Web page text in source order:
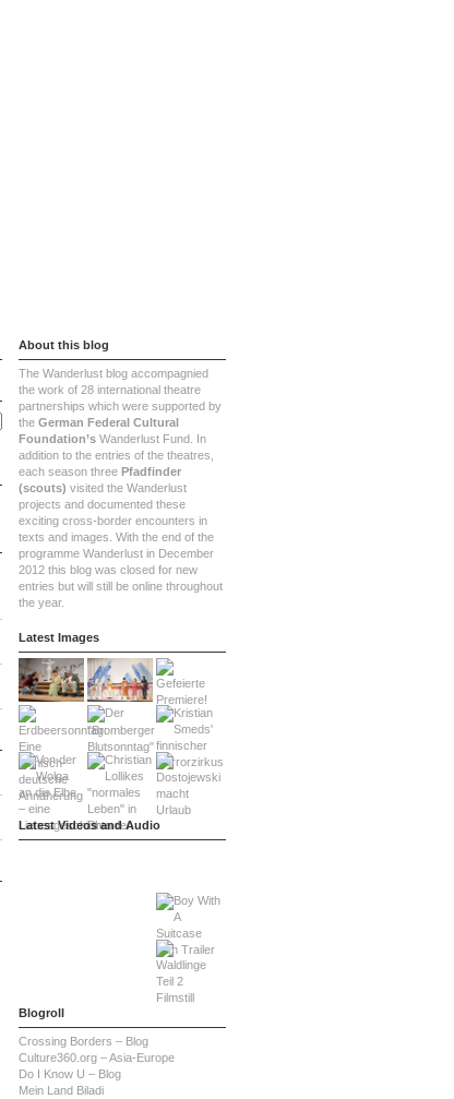
About this blog
The Wanderlust blog accompagnied
the work of 28 international theatre
partnerships which were supported by
the German Federal Cultural
Foundation’sWanderlust Fund. In
addition to the entries of the theatres,
each season three Pfadfinder
(scouts) visited the Wanderlust
projects and documented these
exciting cross-border encounters in
texts and images. With the end of the
programme Wanderlust in December
2012 this blog was closed for new
entries but will still be online throughout
the year.
Latest Images
Latest Videos and Audio
Blogroll
Crossing Borders – Blog
Culture360.org – Asia-Europe
Do I Know U – Blog
Mein Land Biladi